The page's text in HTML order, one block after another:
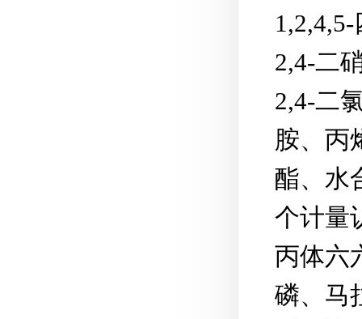
2,4-二
2,4-二
胺、丙
酯、水
个计量
丙体六
磷、马